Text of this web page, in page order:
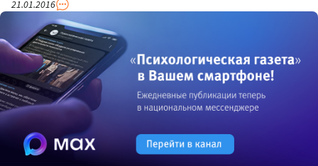
21.01.2016